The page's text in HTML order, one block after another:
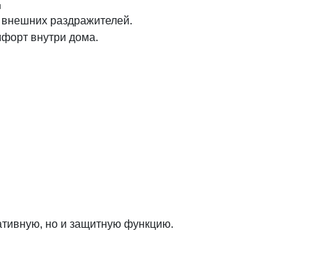
раздражителей.
внутри дома.
но и защитную функцию.